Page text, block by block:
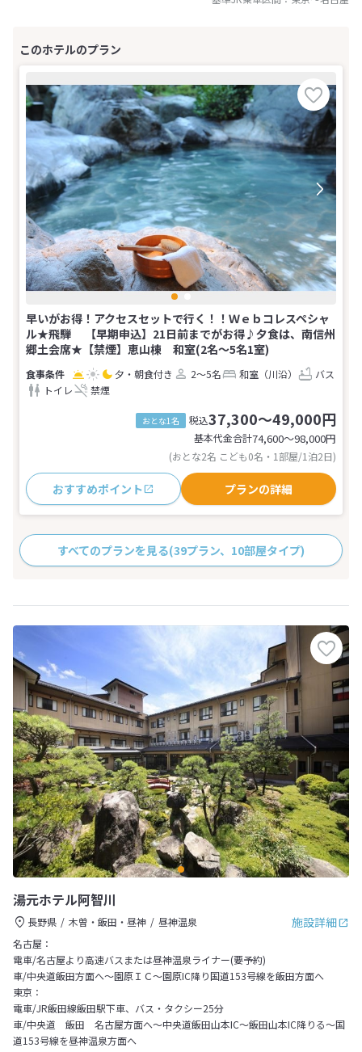
早いがお得！アクセスセットで行く！！Ｗｅｂコレスペシャ
ル★飛騨 【早期申込】21日前までがお得♪夕食は、南信州
郷土会席★【禁煙】恵山棟 和室(2名～5名1室)
夕・朝食付き 2～5名 和室（川沿）
バス
トイレ
禁煙
おとな1名 税込37,300～49,000円
基本代金合計74,600〜98,000円
(おとな2名 こども0名・1部屋/1泊2日)
おすすめポイント プランの詳細
すべてのプランを見る(39プラン、10部屋タイプ)
湯元ホテル阿智川
施設詳細
長野県 木曽・飯田・昼神
昼神温泉
名古屋：
電車/名古屋より高速バスまたは昼神温泉ライナー(要予約)
車/中央道飯田方面へ～園原ＩＣ～園原IC降り国道153号線を飯田方面へ
東京：
電車/JR飯田線飯田駅下車、バス・タクシー25分
車/中央道 飯田 名古屋方面へ～中央道飯田山本IC～飯田山本IC降りる～国
道153号線を昼神温泉方面へ